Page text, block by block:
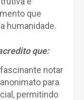
que
humanidade.
que:
fascinante notar
para
permitindo